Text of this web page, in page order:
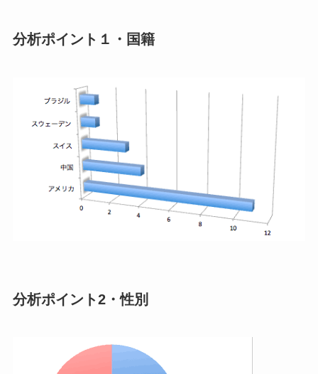
分析ポイント１・国籍
分析ポイント2・性別